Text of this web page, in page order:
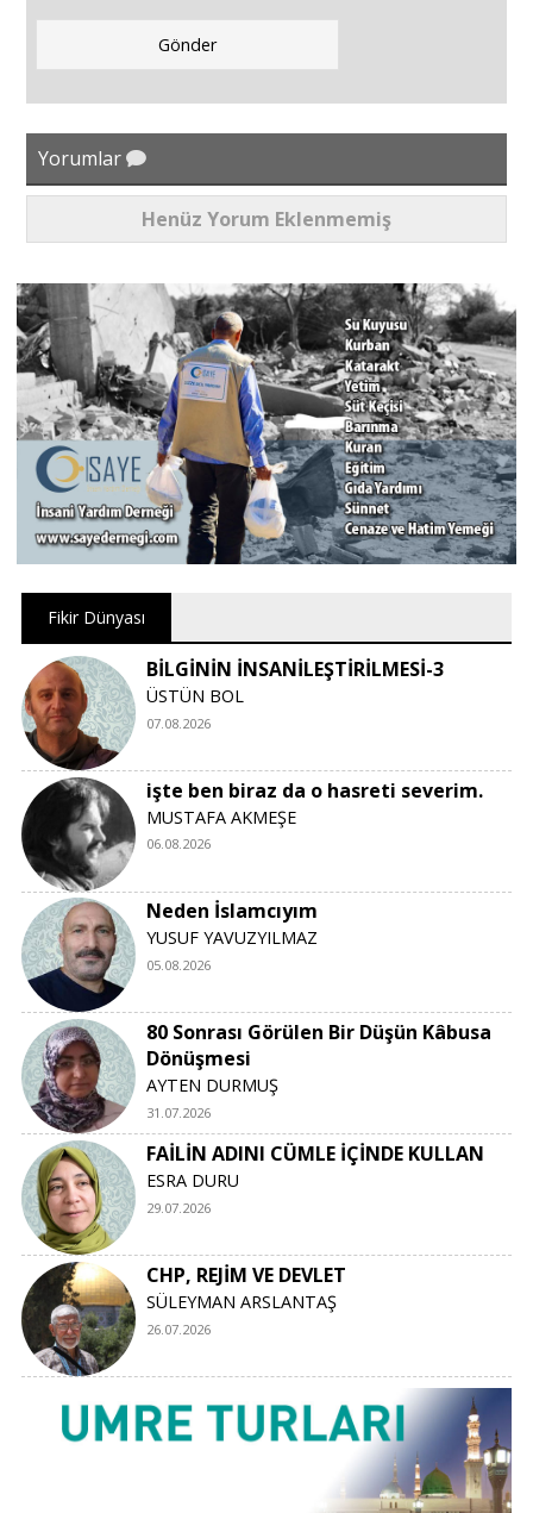
Yorumlar
Henüz Yorum Eklenmemiş
Fikir Dünyası
BİLGİNİN İNSANİLEŞTİRİLMESİ-3
ÜSTÜN BOL
07.08.2026
işte ben biraz da o hasreti severim.
MUSTAFA AKMEŞE
06.08.2026
Neden İslamcıyım
YUSUF YAVUZYILMAZ
05.08.2026
80 Sonrası Görülen Bir Düşün Kâbusa
Dönüşmesi
AYTEN DURMUŞ
31.07.2026
FAİLİN ADINI CÜMLE İÇİNDE KULLAN
ESRA DURU
29.07.2026
CHP, REJİM VE DEVLET
SÜLEYMAN ARSLANTAŞ
26.07.2026